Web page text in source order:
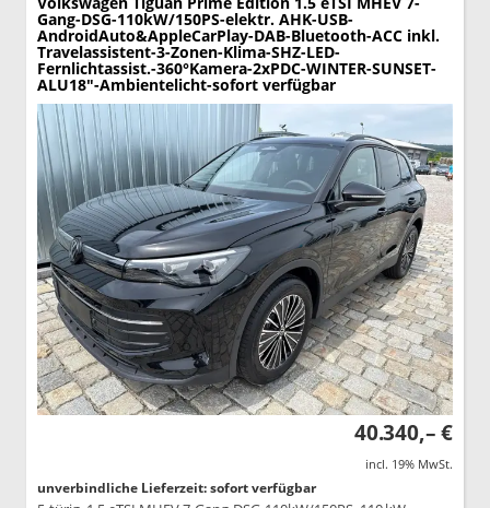
Gang-DSG-110kW/150PS-elektr. AHK-USB-
AndroidAuto&AppleCarPlay-DAB-Bluetooth-ACC inkl.
Travelassistent-3-Zonen-Klima-SHZ-LED-
Fernlichtassist.-360°Kamera-2xPDC-WINTER-SUNSET-
ALU18"-Ambientelicht-sofort verfügbar
40.340,– €
incl. 19% MwSt.
unverbindliche Lieferzeit: sofort verfügbar